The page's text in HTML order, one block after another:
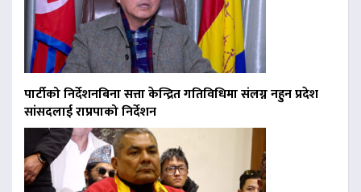
पार्टीको निर्देशनबिना सत्ता केन्द्रित गतिविधिमा संलग्न नहुन प्रदेश
सांसदलाई राप्रपाको निर्देशन